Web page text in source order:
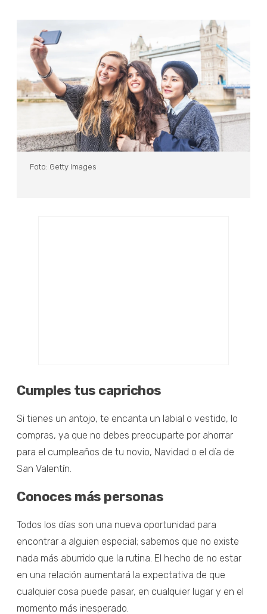
Foto: Getty Images
Cumples tus caprichos
Si tienes un antojo, te encanta un labial o vestido, lo
compras, ya que no debes preocuparte por ahorrar
para el cumpleaños de tu novio, Navidad o el día de
San Valentín.
Conoces más personas
Todos los días son una nueva oportunidad para
encontrar a alguien especial; sabemos que no existe
nada más aburrido que la rutina. El hecho de no estar
en una relación aumentará la expectativa de que
cualquier cosa puede pasar, en cualquier lugar y en el
momento más inesperado.